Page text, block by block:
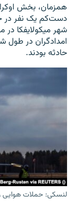
همزمان، بخش
دست‌کم یک نفر در
شهر میکولایفکا
امدادگران در
حادثه بودند.
لنسکی: حملات هوایی